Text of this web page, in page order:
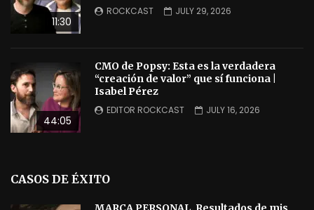
11:30
ROCKCAST JULY 29, 2026
44:05
CMO de Popsy: Esta es la verdadera
“creación de valor” que sí funciona |
Isabel Pérez
EDITOR ROCKCAST JULY 16, 2026
CASOS DE ÉXITO